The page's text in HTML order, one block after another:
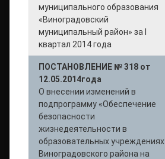
муниципального образования
«Виноградовский
муниципальный район» за I
квартал 2014 года
ПОСТАНОВЛЕНИЕ № 318 от
12.05.2014года
О внесении изменений в
подпрограмму «Обеспечение
безопасности
жизнедеятельности в
образовательных учреждениях
Виноградовского района на